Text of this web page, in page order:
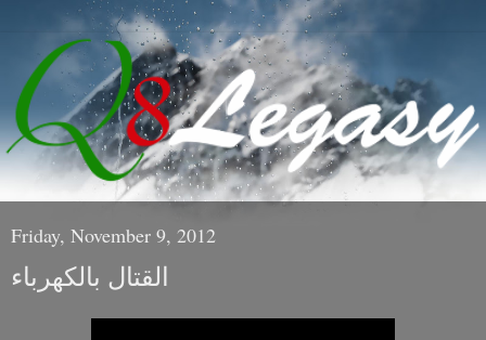
Friday, November 9, 2012
القتال بالكهرباء